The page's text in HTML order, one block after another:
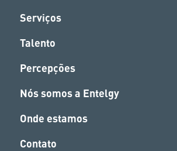
Serviços
Talento
Percepções
Nós somos a Entelgy
Onde estamos
Contato